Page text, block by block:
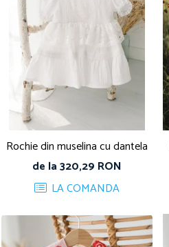
Rochie din muselina cu dantela
de la 320,29 RON
LA COMANDA